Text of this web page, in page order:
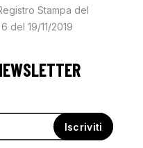
Stampa del
del 19/11/2019